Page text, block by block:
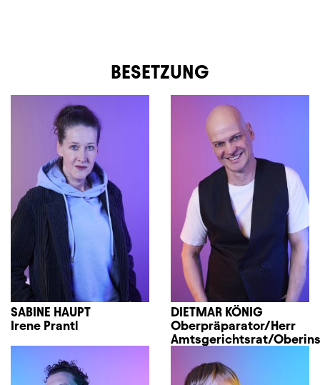
BESETZUNG
SABINE HAUPT
Irene Prantl
DIETMAR KÖNIG
Oberpräparator/Herr
Amtsgerichtsrat/